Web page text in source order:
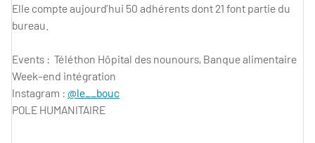
Elle compte aujourd’hui 50 adhérents dont 21 font partie du
bureau.
Events : Téléthon Hôpital des nounours, Banque alimentaire
Week-end intégration
Instagram : @le__bouc
POLE HUMANITAIRE